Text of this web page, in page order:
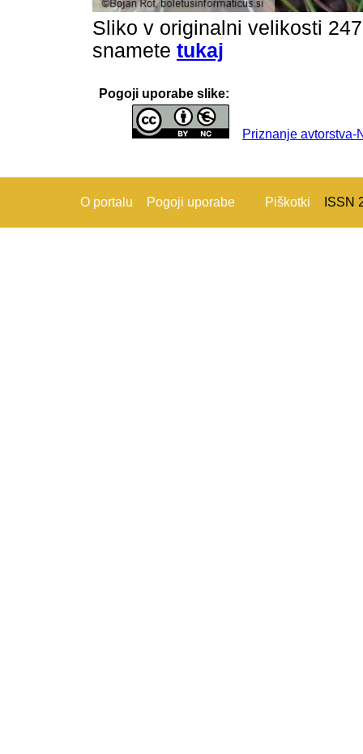
Sliko v originalni velikosti
snamete tukaj
Pogoji uporabe slike:
Priznanje avtorstva-
O portalu Pogoji uporabe Piškotki ISSN